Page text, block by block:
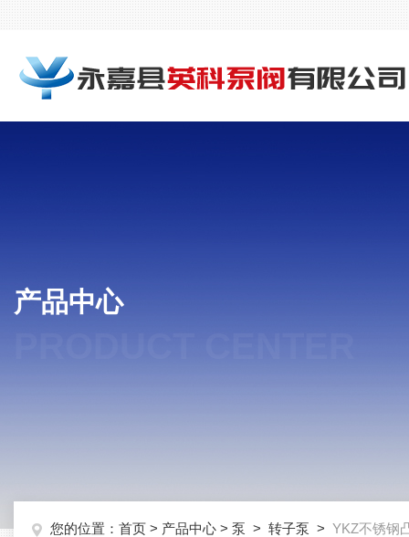
产品中心
您的位置： 首页 > 产品中心 > 泵 > 转子泵 > YKZ不锈钢